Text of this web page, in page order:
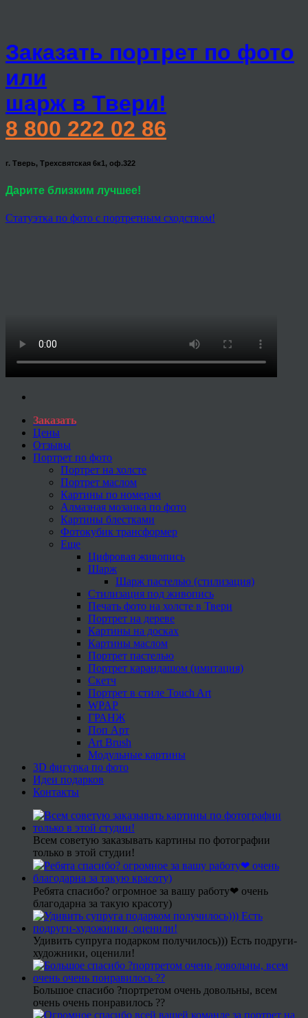
Заказать портрет по фото
или
шарж в Твери!
8 800 222 02 86
г. Тверь, Трехсвятская 6к1, оф.322
Дарите близким лучшее!
Статуэтка по фото с портретным сходством!
Заказать
Цены
Отзывы
Портрет по фото
Портрет на холсте
Портрет маслом
Картины по номерам
Алмазная мозаика по фото
Картины блестками
Фотокубик трансформер
Еще
Цифровая живопись
Шарж
Шарж пастелью (стилизация)
Стилизация под живопись
Печать фото на холсте в Твери
Портрет на дереве
Картины на досках
Картины маслом
Портрет пастелью
Портрет карандашом (имитация)
Скетч
Портрет в стиле Touch Art
WPAP
ГРАНЖ
Поп Арт
Art Brush
Модульные картины
3D фигурка по фото
Идеи подарков
Контакты
Всем советую заказывать картины по фотографии
только в этой студии!
Ребята спасибо? огромное за вашу работу❤ очень
благодарна за такую красоту)
Удивить супруга подарком получилось))) Есть подруги-
художники, оценили!
Большое спасибо ?портретом очень довольны, всем
очень очень понравилось ??